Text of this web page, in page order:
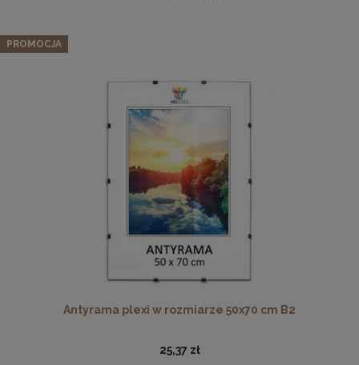
Drewniana, frezowana ramka na zdjęcia, plakaty, obrazy w
28,99 zł
Zestaw 5 szt. ramek na zdjęcia 30 x 60 cm białych, z
286,89 zł
Cena regularna:
Najniższa cena:
DO KOSZYKA
Antyrama plexi w rozmiarze 50x70 cm B2
25,37 zł
PROMOCJA